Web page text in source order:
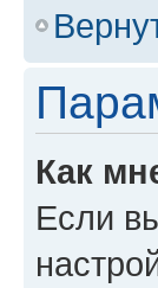
Как
Если